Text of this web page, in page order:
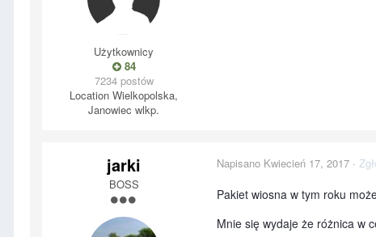
Użytkownicy
84
7234 postów
Location Wielkopolska,
Janowiec wlkp.
jarki
BOSS
Napisano Kwiecień 17, 2017 ·
Pakiet wiosna w tym roku
Mnie się wydaje że różnica w